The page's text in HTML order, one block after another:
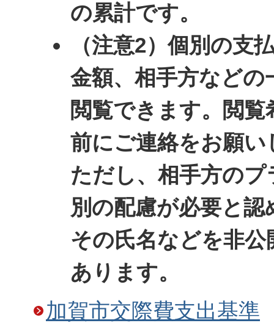
の累計です。
（注意2）個別の支
金額、相手方などの
閲覧できます。閲
前にご連絡をお願い
ただし、相手方の
別の配慮が必要と
その氏名などを非
あります。
加賀市交際費支出基準